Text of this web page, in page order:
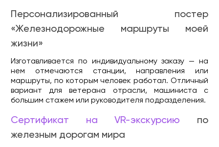
Персонализированный постер
«Железнодорожные маршруты моей
жизни»
Изготавливается по индивидуальному заказу — на
нем отмечаются станции, направления или
маршруты, по которым человек работал. Отличный
вариант для ветерана отрасли, машиниста с
большим стажем или руководителя подразделения.
Сертификат на VR-экскурсию по
железным дорогам мира